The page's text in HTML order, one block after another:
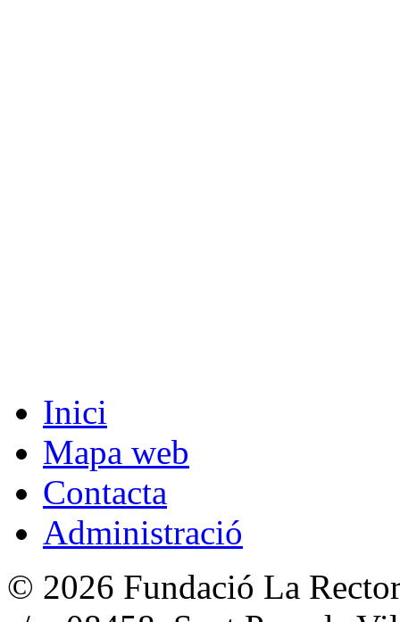
Inici
Mapa web
Contacta
Administració
© 2026 Fundació La